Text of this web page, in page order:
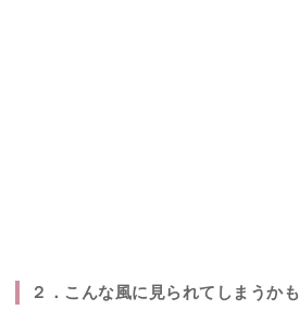
２．こんな風に見られてしまうかも